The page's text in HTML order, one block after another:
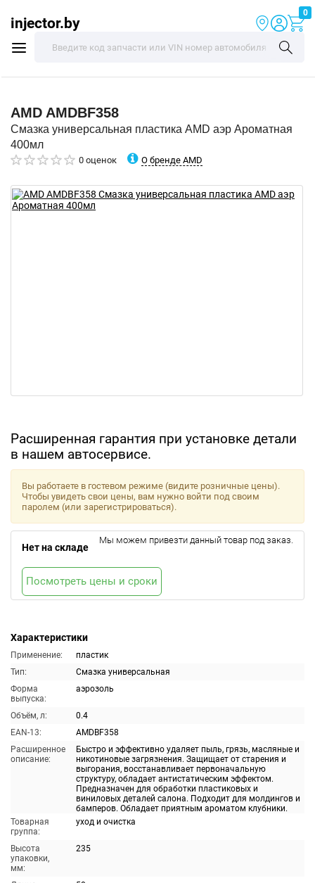
injector.by
0
AMD AMDBF358
Смазка универсальная пластика AMD аэр Ароматная
400мл
0 оценок О бренде AMD
Расширенная гарантия при установке детали
в нашем автосервисе.
Характеристики
Применение:
пластик
Тип:
Смазка универсальная
Форма
выпуска:
аэрозоль
Объём, л:
0.4
EAN-13:
AMDBF358
Расширенное
описание:
Быстро и эффективно удаляет пыль, грязь, масляные и
никотиновые загрязнения. Защищает от старения и
выгорания, восстанавливает первоначальную
структуру, обладает антистатическим эффектом.
Предназначен для обработки пластиковых и
виниловых деталей салона. Подходит для молдингов и
бамперов. Обладает приятным ароматом клубники.
Товарная
группа:
уход и очистка
Высота
упаковки,
мм:
235
Вы работаете в гостевом режиме (видите розничные цены).
Чтобы увидеть свои цены, вам нужно войти под своим
паролем (или зарегистрироваться).
Нет на складе
Мы можем привезти данный товар под заказ.
Посмотреть цены и сроки